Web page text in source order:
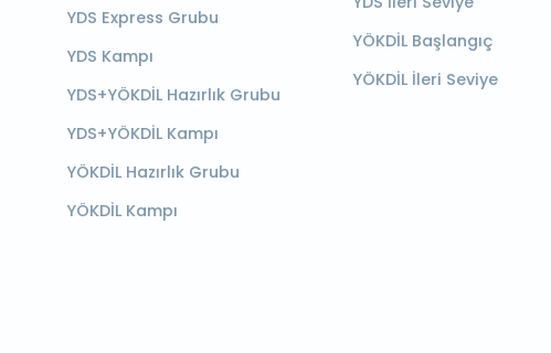
YDS Express Grubu
YDS Kampı
YDS+YÖKDİL Hazırlık Grubu
YDS+YÖKDİL Kampı
YÖKDİL Hazırlık Grubu
YÖKDİL Kampı
YÖKDİL Başlangıç
YÖKDİL İleri Seviye